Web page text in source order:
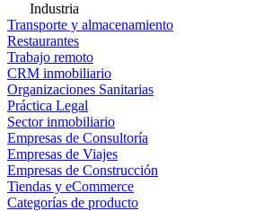
Industria
Transporte y almacenamiento
Restaurantes
Trabajo remoto
CRM inmobiliario
Organizaciones Sanitarias
Práctica Legal
Sector inmobiliario
Empresas de Consultoría
Empresas de Viajes
Empresas de Construcción
Tiendas y eCommerce
Categorías de producto